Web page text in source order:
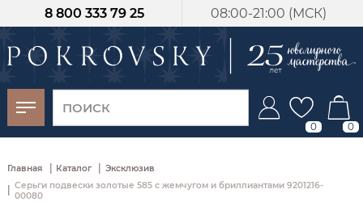
08:00-21:00 (МСК)
8 800 333 79 25
0 0
Главная | Каталог | Эксклюзив
Серьги подвески золотые 585 с жемчугом и бриллиантами 9201216-
00080
-30%
от 15 дней с
момента оплаты